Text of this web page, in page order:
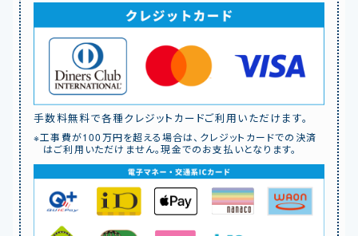
手数料無料で各種クレジットカードご利用いただけます。
※工事費が100万円を超える場合は、クレジットカードでの決済
はご利用いただけません。現金でのお支払いとなります。